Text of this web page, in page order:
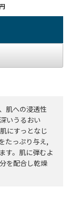
肌への浸透性
いうるおい
にすっとなじ
たっぷり与え,
す。肌に弾むよ
を配合し乾燥